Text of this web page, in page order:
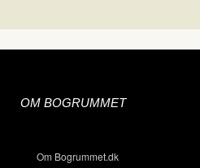
OM BOGRUMMET
Om Bogrummet.dk